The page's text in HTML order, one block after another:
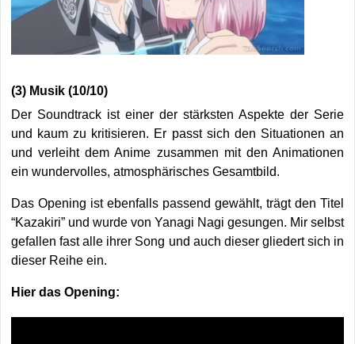
(3) Musik (10/10)
Der Soundtrack ist einer der stärksten Aspekte der Serie
und kaum zu kritisieren. Er passt sich den Situationen an
und verleiht dem Anime zusammen mit den Animationen
ein wundervolles, atmosphärisches Gesamtbild.
Das Opening ist ebenfalls passend gewählt, trägt den Titel
“Kazakiri” und wurde von Yanagi Nagi gesungen. Mir selbst
gefallen fast alle ihrer Song und auch dieser gliedert sich in
dieser Reihe ein.
Hier das Opening: